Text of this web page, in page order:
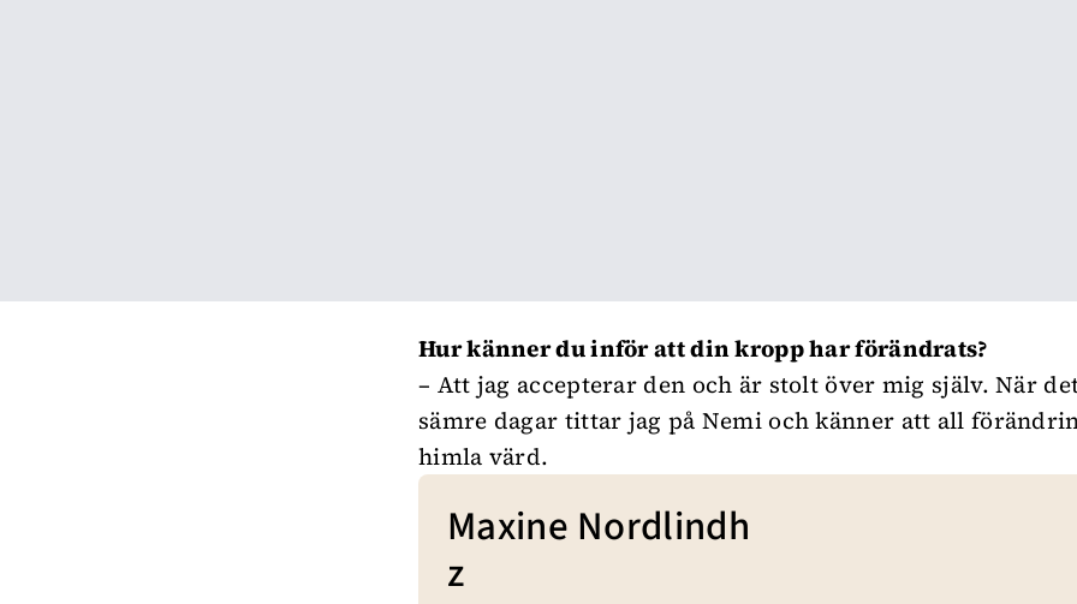
Hur känner du inför att din kropp har förändrats?
– Att jag accepterar den och är stolt över mig själv. När
sämre dagar tittar jag på Nemi och känner att all
himla värd.
Maxine Nordlindh
z